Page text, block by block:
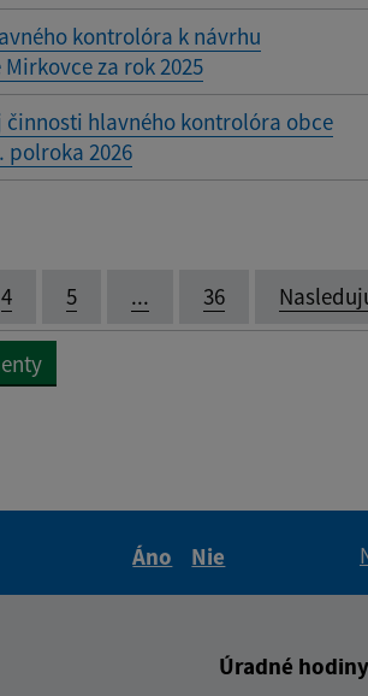
kontrolóra k návrhu
za rok 2025
hlavného kontrolóra obce
polroka 2026
4 5 ... 36
Áno
Nie
Úradné